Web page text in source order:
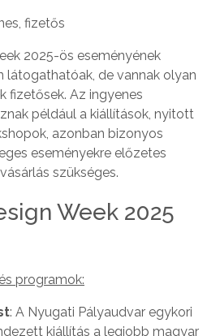
fizetős
2025-ös eseményének
látogathatóak, de vannak olyan
fizetősek. Az ingyenes
például a kiállítások, nyitott
azonban bizonyos
eseményekre előzetes
szükséges.
Week 2025
programok:
: A Nyugati Pályaudvar egykori
kiállítás a legjobb magyar